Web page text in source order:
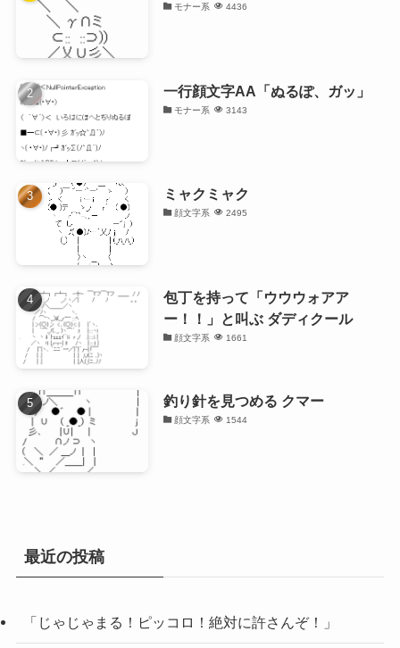
モナー系 4436
一行顔文字AA「ぬるぽ、ガッ」
モナー系 3143
ミャクミャク
顔文字系 2495
包丁を持って「ウウウォアア
ー！！」と叫ぶ ダディクール
顔文字系 1661
釣り針を見つめる クマー
顔文字系 1544
最近の投稿
「じゃじゃまる！ピッコロ！絶対に許さんぞ！」